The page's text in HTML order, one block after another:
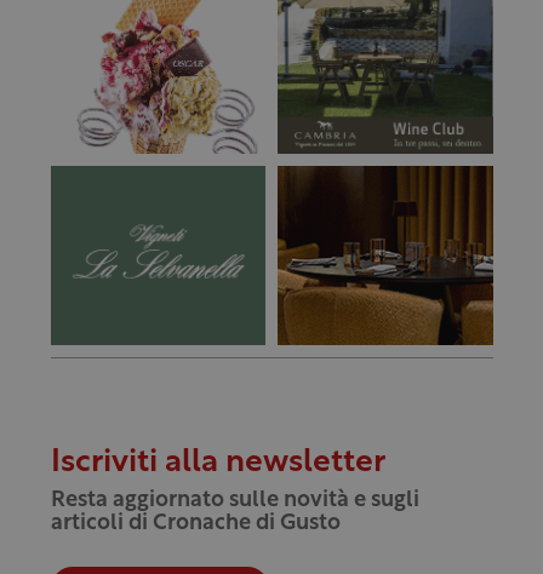
Iscriviti alla newsletter
Resta aggiornato sulle novità e sugli
articoli di Cronache di Gusto